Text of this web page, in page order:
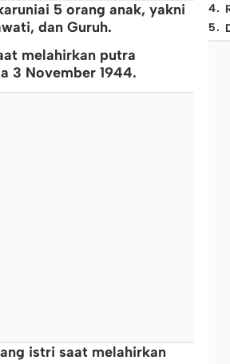
5 orang anak, yakni
dan Guruh.
melahirkan putra
3 November 1944.
istri saat melahirkan
4.
5.